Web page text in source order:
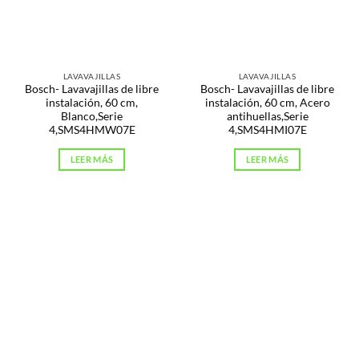
LAVAVAJILLAS
Bosch- Lavavajillas de libre
instalación, 60 cm,
Blanco,Serie
4,SMS4HMW07E
LEER MÁS
LAVAVAJILLAS
Bosch- Lavavajillas de libre
instalación, 60 cm, Acero
antihuellas,Serie
4,SMS4HMI07E
LEER MÁS